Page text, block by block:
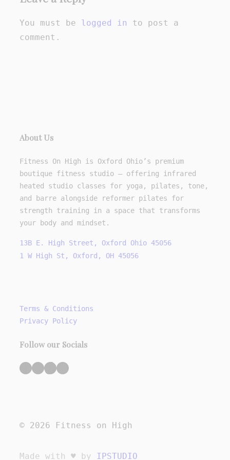
You must be logged in
to post a
comment.
About Us
Fitness On High is Oxford Ohio’s premium
boutique fitness studio — offering infrared
heated studio classes for yoga, pilates, tone,
and barre alongside reformer pilates for
strength training in a space that transforms
your body and mindset.
13B E. High Street, Oxford Ohio 45056
1 W High St, Oxford, OH 45056
Terms & Conditions
Privacy Policy
Follow our Socials
Facebook Instagram TikTok LinkedIn
© 2026 Fitness on High
Made with ♥ by IPSTUDIO